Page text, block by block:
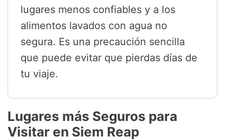
lugares menos confiables y a los
alimentos lavados con agua no
segura. Es una precaución sencilla
que puede evitar que pierdas días de
tu viaje.
Lugares más Seguros para
Visitar en Siem Reap